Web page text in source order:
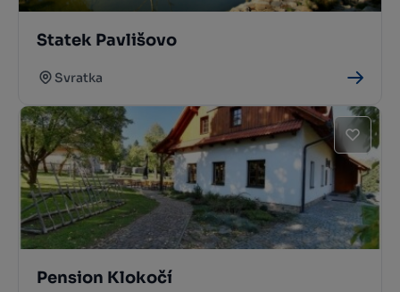
Statek Pavlišovo
Svratka
Pension Klokočí